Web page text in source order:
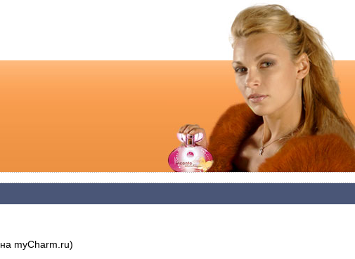
на myCharm.ru)